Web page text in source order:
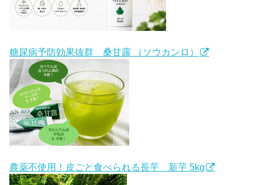
糖尿病予防効果抜群 桑甘露 （ソウカンロ）
農薬不使用！皮ごと食べられる長芋 新芋 5kg